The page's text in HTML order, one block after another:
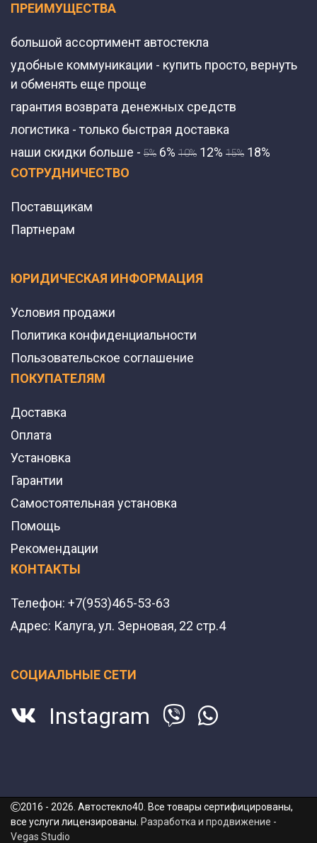
ПРЕИМУЩЕСТВА
большой ассортимент автостекла
удобные коммуникации - купить просто, вернуть
и обменять еще проще
гарантия возврата денежных средств
логистика - только быстрая доставка
наши скидки больше - 5% 6% 10% 12% 15% 18%
СОТРУДНИЧЕСТВО
Поставщикам
Партнерам
ЮРИДИЧЕСКАЯ ИНФОРМАЦИЯ
Условия продажи
Политика конфиденциальности
Пользовательское соглашение
ПОКУПАТЕЛЯМ
Доставка
Оплата
Установка
Гарантии
Самостоятельная установка
Помощь
Рекомендации
КОНТАКТЫ
Телефон: +7(953)465-53-63
Адрес: Калуга, ул. Зерновая, 22 стр.4
СОЦИАЛЬНЫЕ СЕТИ
Instagram
2016 - 2026. Автостекло40. Все товары сертифицированы,
все услуги лицензированы. Разработка и продвижение -
Vegas Studio